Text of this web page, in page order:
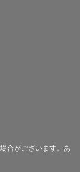
合がございます。あ